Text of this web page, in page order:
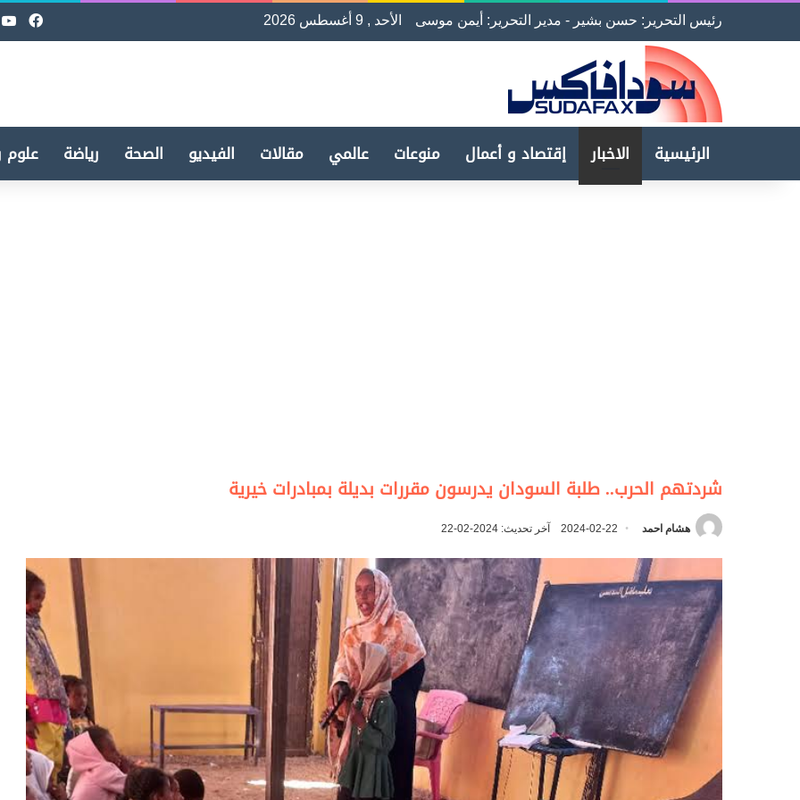
رئيس التحرير: حسن بشير - مدير التحرير: أيمن موسى الأحد , 9 أغسطس 2026
الرئيسية الاخبار إقتصاد و أعمال منوعات عالمي مقالات الفيديو الصحة رياضة علوم
شردتهم الحرب.. طلبة السودان يدرسون مقررات بديلة بمبادرات خيرية
هشام احمد 2024-02-22 آخر تحديث: 2024-02-22